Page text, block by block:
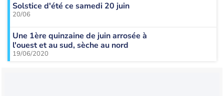
Solstice d'été ce samedi 20 juin
20/06
Une 1ère quinzaine de juin arrosée à
l'ouest et au sud, sèche au nord
19/06/2020